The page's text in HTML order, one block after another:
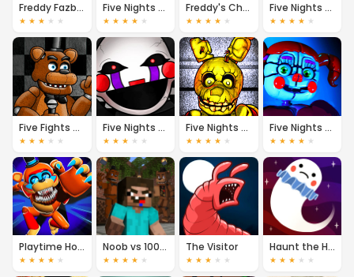
Freddy Fazbear's Pizzeria Simulator
★ ★ ★ ★ ★
Five Nights at Candy's
★ ★ ★ ★ ★
Freddy's Chronicles
★ ★ ★ ★ ★
Five Nights at Freddy's 4
★ ★ ★ ★ ★
Five Fights at Freddy's
★ ★ ★ ★ ★
Five Nights at Freddy's Multiplayer
★ ★ ★ ★ ★
Five Nights at Freddy's 3
★ ★ ★ ★ ★
Five Nights at Freddy's 1 2 3 4 5
★ ★ ★ ★ ★
Playtime Horror Monster Ground
★ ★ ★ ★ ★
Noob vs 1000 Freddys
★ ★ ★ ★ ★
The Visitor
★ ★ ★ ★ ★
Haunt the House
★ ★ ★ ★ ★